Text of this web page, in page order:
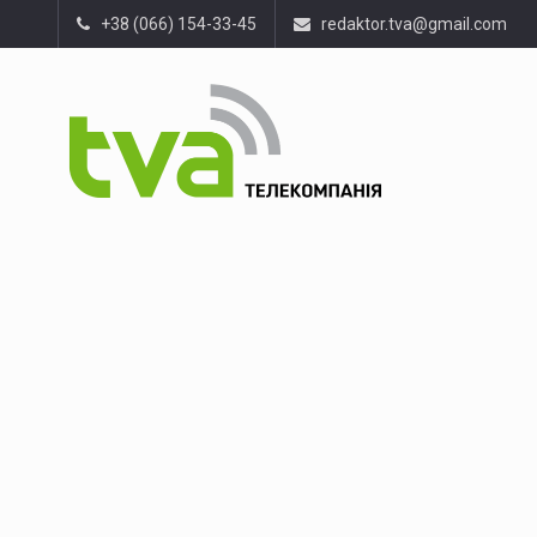
+38 (066) 154-33-45 redaktor.tva@gmail.com